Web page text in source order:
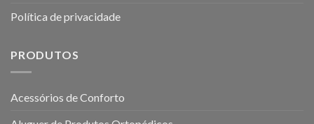
Política de privacidade
PRODUTOS
Acessórios de Conforto